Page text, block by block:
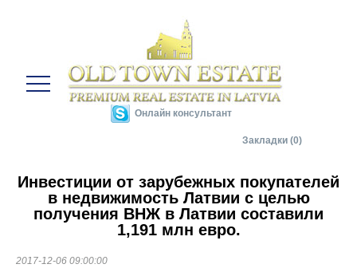
Онлайн консультант
Закладки (0)
Инвестиции от зарубежных покупателей
в недвижимость Латвии с целью
получения ВНЖ в Латвии составили
1,191 млн евро.
2017-12-06 09:00:00